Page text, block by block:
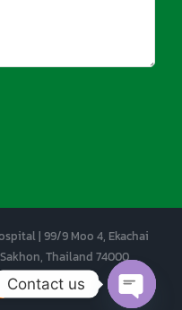
| 99/9 Moo 4, Ekachai
Thailand 74000
Contact us